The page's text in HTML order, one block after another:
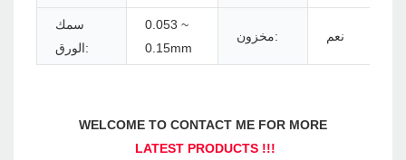
سمك
الورق:
0.053 ~
0.15mm
مخزون: نعم